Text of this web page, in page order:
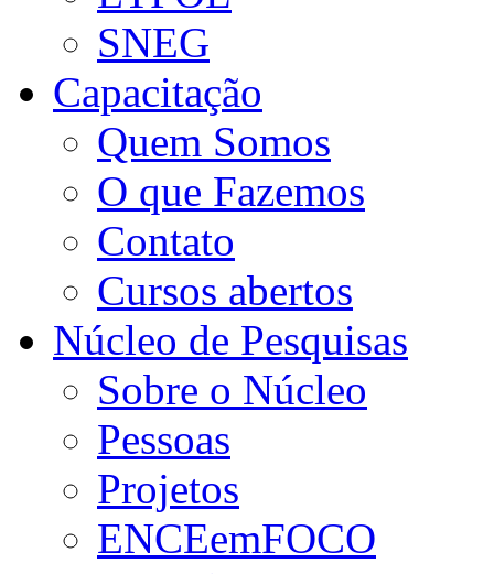
SNEG
Capacitação
Quem Somos
O que Fazemos
Contato
Cursos abertos
Núcleo de Pesquisas
Sobre o Núcleo
Pessoas
Projetos
ENCEemFOCO